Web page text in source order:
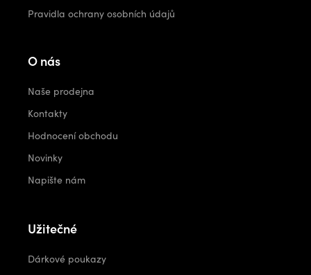
Pravidla ochrany osobních údajů
O nás
Naše prodejna
Kontakty
Hodnocení obchodu
Novinky
Napište nám
Užitečné
Dárkové poukazy